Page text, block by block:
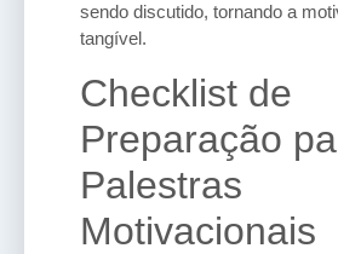
sendo discutido, tornando a
tangível.
Checklist de
Preparação
Palestras
Motivacionais